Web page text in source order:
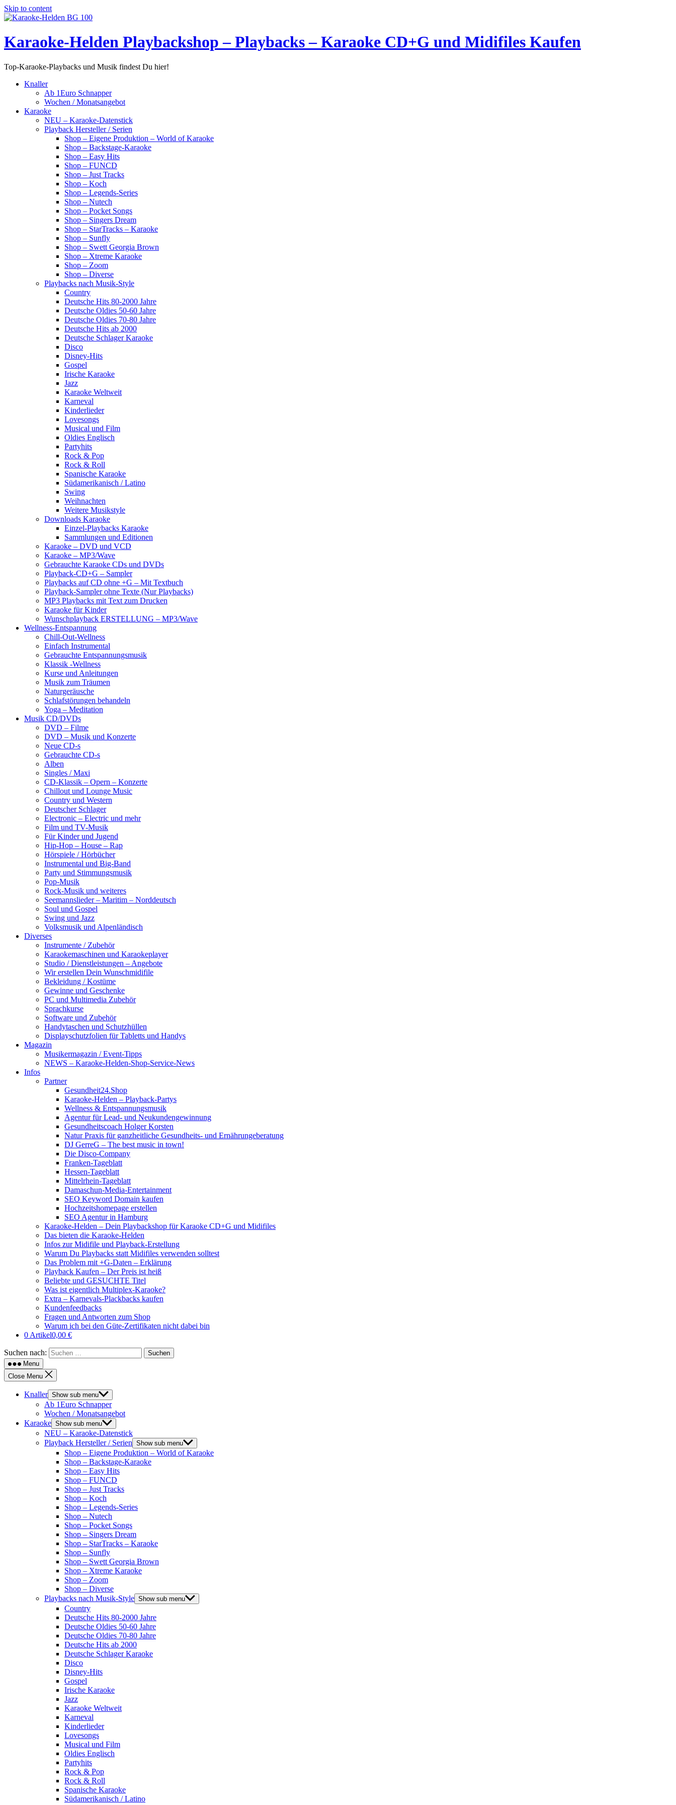
Skip to content
Karaoke-Helden Playbackshop – Playbacks – Karaoke CD+G und Midifiles Kaufen
Top-Karaoke-Playbacks und Musik findest Du hier!
Knaller
Ab 1Euro Schnapper
Wochen / Monatsangebot
Karaoke
NEU – Karaoke-Datenstick
Playback Hersteller / Serien
Shop – Eigene Produktion – World of Karaoke
Shop – Backstage-Karaoke
Shop – Easy Hits
Shop – FUNCD
Shop – Just Tracks
Shop – Koch
Shop – Legends-Series
Shop – Nutech
Shop – Pocket Songs
Shop – Singers Dream
Shop – StarTracks – Karaoke
Shop – Sunfly
Shop – Swett Georgia Brown
Shop – Xtreme Karaoke
Shop – Zoom
Shop – Diverse
Playbacks nach Musik-Style
Country
Deutsche Hits 80-2000 Jahre
Deutsche Oldies 50-60 Jahre
Deutsche Oldies 70-80 Jahre
Deutsche Hits ab 2000
Deutsche Schlager Karaoke
Disco
Disney-Hits
Gospel
Irische Karaoke
Jazz
Karaoke Weltweit
Karneval
Kinderlieder
Lovesongs
Musical und Film
Oldies Englisch
Partyhits
Rock & Pop
Rock & Roll
Spanische Karaoke
Südamerikanisch / Latino
Swing
Weihnachten
Weitere Musikstyle
Downloads Karaoke
Einzel-Playbacks Karaoke
Sammlungen und Editionen
Karaoke – DVD und VCD
Karaoke – MP3/Wave
Gebrauchte Karaoke CDs und DVDs
Playback-CD+G – Sampler
Playbacks auf CD ohne +G – Mit Textbuch
Playback-Sampler ohne Texte (Nur Playbacks)
MP3 Playbacks mit Text zum Drucken
Karaoke für Kinder
Wunschplayback ERSTELLUNG – MP3/Wave
Wellness-Entspannung
Chill-Out-Wellness
Einfach Instrumental
Gebrauchte Entspannungsmusik
Klassik -Wellness
Kurse und Anleitungen
Musik zum Träumen
Naturgeräusche
Schlafstörungen behandeln
Yoga – Meditation
Musik CD/DVDs
DVD – Filme
DVD – Musik und Konzerte
Neue CD-s
Gebrauchte CD-s
Alben
Singles / Maxi
CD-Klassik – Opern – Konzerte
Chillout und Lounge Music
Country und Western
Deutscher Schlager
Electronic – Electric und mehr
Film und TV-Musik
Für Kinder und Jugend
Hip-Hop – House – Rap
Hörspiele / Hörbücher
Instrumental und Big-Band
Party und Stimmungsmusik
Pop-Musik
Rock-Musik und weiteres
Seemannslieder – Maritim – Norddeutsch
Soul und Gospel
Swing und Jazz
Volksmusik und Alpenländisch
Diverses
Instrumente / Zubehör
Karaokemaschinen und Karaokeplayer
Studio / Dienstleistungen – Angebote
Wir erstellen Dein Wunschmidifile
Bekleidung / Kostüme
Gewinne und Geschenke
PC und Multimedia Zubehör
Sprachkurse
Software und Zubehör
Handytaschen und Schutzhüllen
Displayschutzfolien für Tabletts und Handys
Magazin
Musikermagazin / Event-Tipps
NEWS – Karaoke-Helden-Shop-Service-News
Infos
Partner
Gesundheit24.Shop
Karaoke-Helden – Playback-Partys
Wellness & Entspannungsmusik
Agentur für Lead- und Neukundengewinnung
Gesundheitscoach Holger Korsten
Natur Praxis für ganzheitliche Gesundheits- und Ernährungeberatung
DJ GerreG – The best music in town!
Die Disco-Company
Franken-Tageblatt
Hessen-Tageblatt
Mittelrhein-Tageblatt
Damaschun-Media-Entertainment
SEO Keyword Domain kaufen
Hochzeitshomepage erstellen
SEO Agentur in Hamburg
Karaoke-Helden – Dein Playbackshop für Karaoke CD+G und Midifiles
Das bieten die Karaoke-Helden
Infos zur Midifile und Playback-Erstellung
Warum Du Playbacks statt Midifiles verwenden solltest
Das Problem mit +G-Daten – Erklärung
Playback Kaufen – Der Preis ist heiß
Beliebte und GESUCHTE Titel
Was ist eigentlich Multiplex-Karaoke?
Extra – Karnevals-Plackbacks kaufen
Kundenfeedbacks
Fragen und Antworten zum Shop
Warum ich bei den Güte-Zertifikaten nicht dabei bin
0 Artikel0,00 €
Suchen nach:
Menu
Close Menu
Knaller Show sub menu
Ab 1Euro Schnapper
Wochen / Monatsangebot
Karaoke Show sub menu
NEU – Karaoke-Datenstick
Playback Hersteller / Serien Show sub menu
Shop – Eigene Produktion – World of Karaoke
Shop – Backstage-Karaoke
Shop – Easy Hits
Shop – FUNCD
Shop – Just Tracks
Shop – Koch
Shop – Legends-Series
Shop – Nutech
Shop – Pocket Songs
Shop – Singers Dream
Shop – StarTracks – Karaoke
Shop – Sunfly
Shop – Swett Georgia Brown
Shop – Xtreme Karaoke
Shop – Zoom
Shop – Diverse
Playbacks nach Musik-Style Show sub menu
Country
Deutsche Hits 80-2000 Jahre
Deutsche Oldies 50-60 Jahre
Deutsche Oldies 70-80 Jahre
Deutsche Hits ab 2000
Deutsche Schlager Karaoke
Disco
Disney-Hits
Gospel
Irische Karaoke
Jazz
Karaoke Weltweit
Karneval
Kinderlieder
Lovesongs
Musical und Film
Oldies Englisch
Partyhits
Rock & Pop
Rock & Roll
Spanische Karaoke
Südamerikanisch / Latino